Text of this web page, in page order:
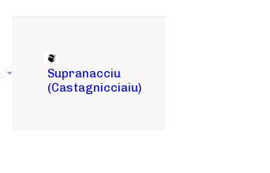
Supranacciu
(Castagnicciaiu)